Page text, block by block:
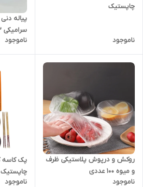
چاپستیک
ناموجود
پیاله
ماست
ناموجود
روکش و درپوش پلاستیکی ظرف
و میوه ۱۰۰ عددی
ناموجود
چاپستیک
ناموجود